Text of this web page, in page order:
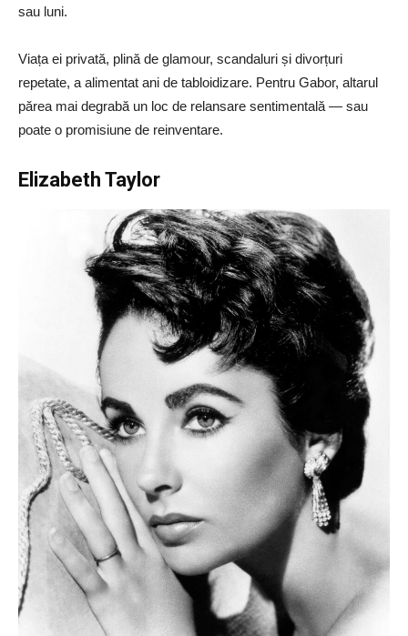
sau luni.
Viața ei privată, plină de glamour, scandaluri și divorțuri
repetate, a alimentat ani de tabloidizare. Pentru Gabor, altarul
părea mai degrabă un loc de relansare sentimentală — sau
poate o promisiune de reinventare.
Elizabeth Taylor